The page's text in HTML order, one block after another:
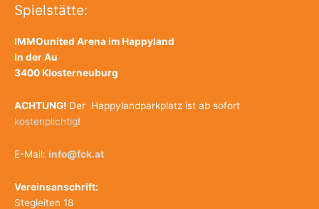
Spielstätte:
IMMOunited Arena im Happyland
In der Au
3400 Klosterneuburg
ACHTUNG! Der Happylandparkplatz ist ab sofort
kostenplichtig!
E-Mail: info@fck.at
Vereinsanschrift:
Stegleiten 18